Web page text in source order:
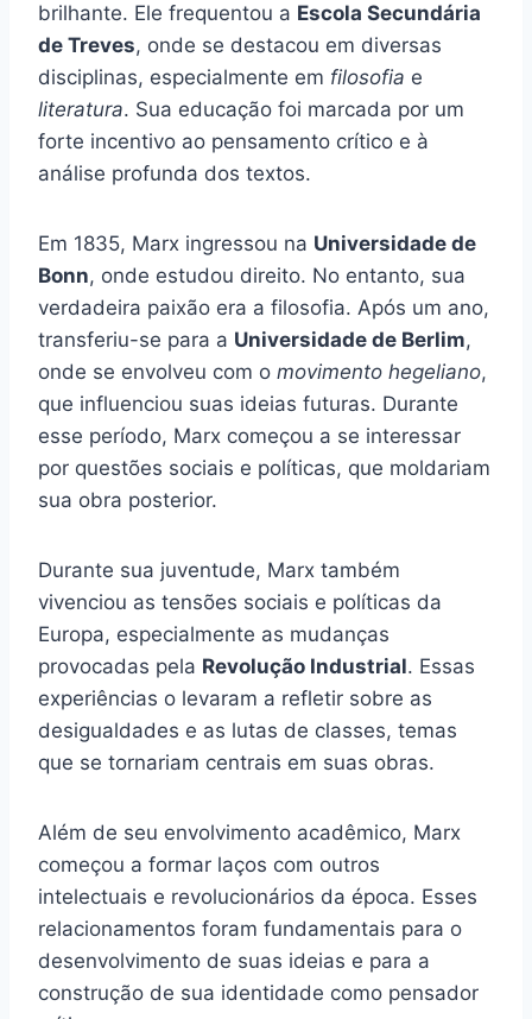
brilhante. Ele frequentou a Escola Secundária
de Treves, onde se destacou em diversas
disciplinas, especialmente em filosofia e
literatura. Sua educação foi marcada por um
forte incentivo ao pensamento crítico e à
análise profunda dos textos.
Em 1835, Marx ingressou na Universidade de
Bonn, onde estudou direito. No entanto, sua
verdadeira paixão era a filosofia. Após um ano,
transferiu-se para a Universidade de Berlim,
onde se envolveu com o movimento hegeliano,
que influenciou suas ideias futuras. Durante
esse período, Marx começou a se interessar
por questões sociais e políticas, que moldariam
sua obra posterior.
Durante sua juventude, Marx também
vivenciou as tensões sociais e políticas da
Europa, especialmente as mudanças
provocadas pela Revolução Industrial. Essas
experiências o levaram a refletir sobre as
desigualdades e as lutas de classes, temas
que se tornariam centrais em suas obras.
Além de seu envolvimento acadêmico, Marx
começou a formar laços com outros
intelectuais e revolucionários da época. Esses
relacionamentos foram fundamentais para o
desenvolvimento de suas ideias e para a
construção de sua identidade como pensador